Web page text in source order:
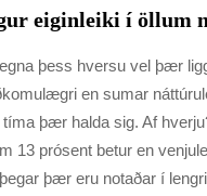
eiginleiki í öllum
þess hversu vel þær
en sumar
þær halda sig. Af
13 prósent betur en
þær eru notaðar í